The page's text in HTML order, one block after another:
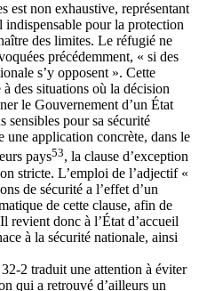
est non exhaustive, représentant
pour la protection
des limites. Le réfugié ne
précédemment, « si des
s’y opposent ». Cette
des situations où la décision
le Gouvernement d’un État
sensibles pour sa sécurité
application concrète, dans le
pays53, la clause d’exception
stricte. L’emploi de l’adjectif «
de sécurité a l’effet d’un
de cette clause, afin de
revient donc à l’État d’accueil
à la sécurité nationale, ainsi
2 traduit une attention à éviter
qui a retrouvé d’ailleurs un